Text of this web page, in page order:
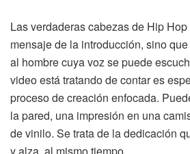
Las verdaderas cabezas de Hip
mensaje de la introducción, sino
al hombre cuya voz se puede
video está tratando de contar es
proceso de creación enfocada.
la pared, una impresión en una
de vinilo. Se trata de la dedicación
y alza, al mismo tiempo.